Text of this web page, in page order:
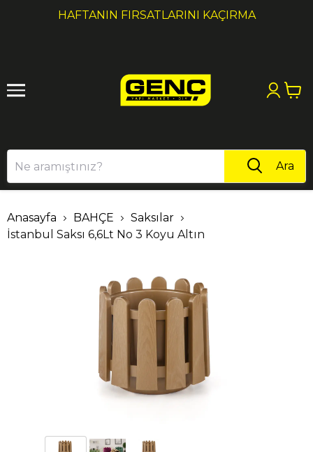
HAFTANIN FIRSATLARINI KAÇIRMA
1 2
Ara
Anasayfa BAHÇE
Saksılar
İstanbul Saksı 6,6Lt No 3 Koyu Altın